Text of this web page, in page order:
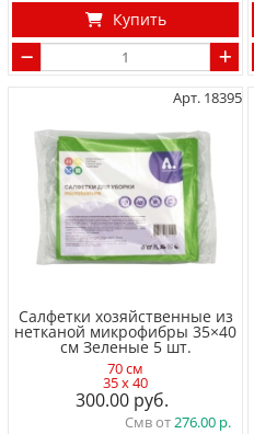
Купить
Арт. 18395
Салфетки хозяйственные из
нетканой микрофибры 35×40
см Зеленые 5 шт.
70 см
35 x 40
300.00
Смв от276.00